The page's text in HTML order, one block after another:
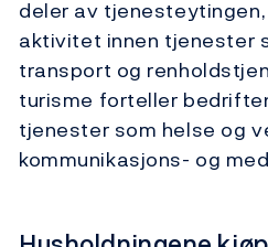
deler av
aktivitet innen tjenester
transport og
turisme forteller
tjenester som helse og
kommunikasjons- og